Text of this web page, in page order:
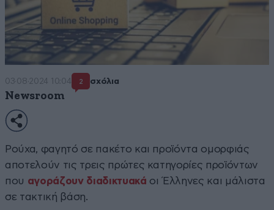
03·08·2024 10:04 2 σχόλια
Newsroom
Ρούχα, φαγητό σε πακέτο και προϊόντα ομορφιάς
αποτελούν τις τρεις πρώτες κατηγορίες προϊόντων
που αγοράζουν διαδικτυακά οι Έλληνες και μάλιστα
σε τακτική βάση.